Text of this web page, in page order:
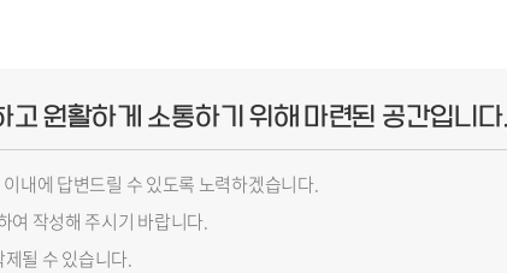
원활하게 소통하기 위해 마련된 공간입니
내에 답변드릴 수 있도록 노력하겠습니다.
여 작성해 주시기 바랍니다.
될 수 있습니다.